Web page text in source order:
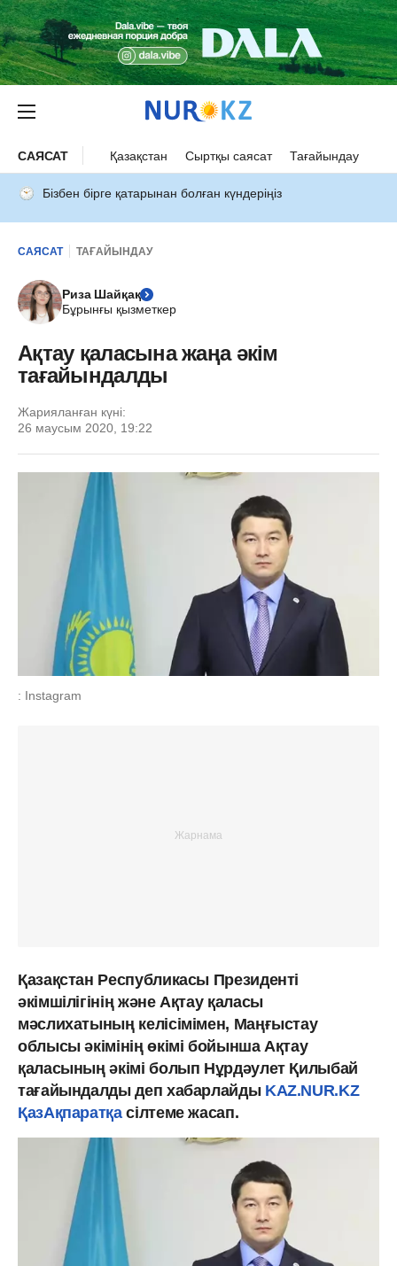
САЯСАТ Қазақстан Сыртқы саясат Тағайындау
Бізбен бірге қатарынан болған күндеріңіз
САЯСАТ ТАҒАЙЫНДАУ
Риза Шайқақ
Бұрынғы қызметкер
Ақтау қаласына жаңа әкім
тағайындалды
Жарияланған күні:
26 маусым 2020, 19:22
: Instagram
Қазақстан Республикасы Президенті
әкімшілігінің және Ақтау қаласы
мәслихатының келісімімен, Маңғыстау
облысы әкімінің өкімі бойынша Ақтау
қаласының әкімі болып Нұрдәулет Қилыбай
тағайындалды деп хабарлайды KAZ.NUR.KZ
ҚазАқпаратқасілтеме жасап.